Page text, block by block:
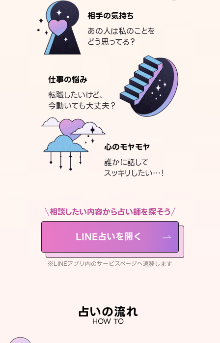
相手の気持ち
あの人は私のことを
どう思ってる？
仕事の悩み
転職したいけど、
今動いても大丈夫？
心のモヤモヤ
誰かに話して
スッキリしたい…！
相談したい内容から占い師を探そう
LINE占いを開く
※LINEアプリ内のサービスページへ遷移します
占いの流れ
HOW TO